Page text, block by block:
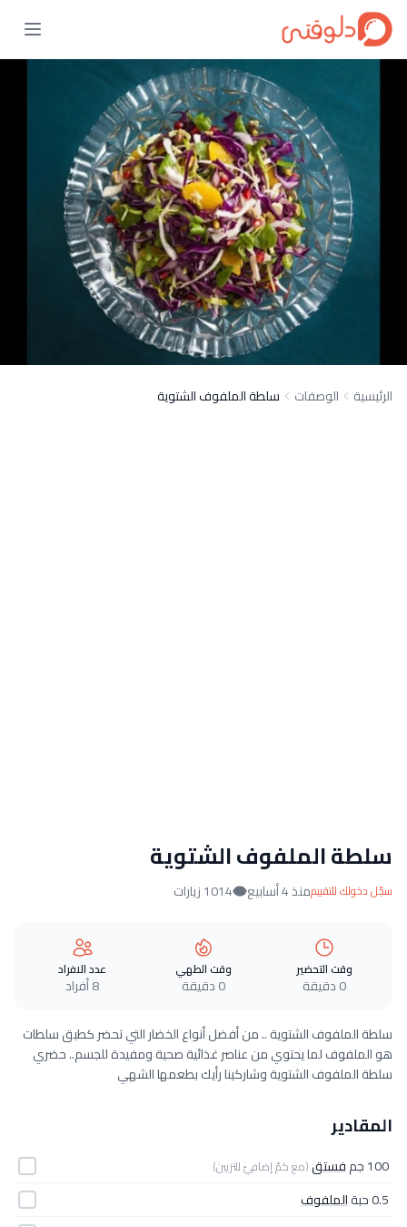
الرئيسية الوصفات سلطة الملفوف الشتوية
سلطة الملفوف الشتوية
سجّل دخولك للتقييممنذ 4 أسابيع 1014 زيارات
وقت التحضير
0 دقيقة
وقت الطهي
0 دقيقة
عدد الافراد
8 أفراد
سلطة الملفوف الشتوية .. من أفضل أنواع الخضار التي تحضر كطبق سلطات
هو الملفوف لما يحتوي من عناصر غذائية صحية ومفيدة للجسم.. حضري
سلطة الملفوف الشتوية وشاركينا رأيك بطعمها الشهي
المقادير
100 جم فستق(مع كمّ إضافيّ للتزيين)
0.5 حبة
الملفوف